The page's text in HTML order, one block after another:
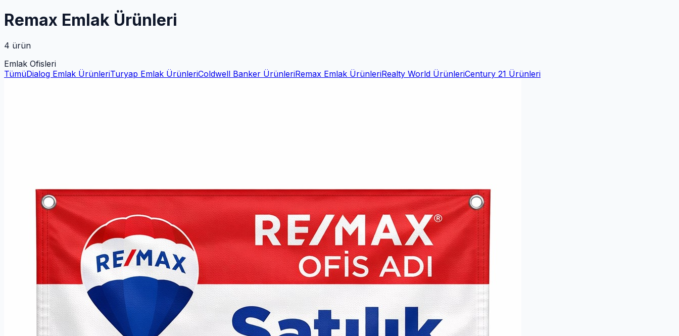
Remax Emlak Ürünleri
4 ürün
Emlak Ofisleri
TümüDialog Emlak ÜrünleriTuryap Emlak ÜrünleriColdwell Banker ÜrünleriRemax Emlak ÜrünleriRealty World ÜrünleriCentury 21 Ürünleri